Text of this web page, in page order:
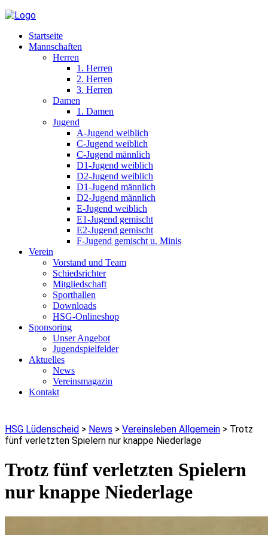
Startseite
Mannschaften
Herren
1. Herren
2. Herren
3. Herren
Damen
1. Damen
Jugend
A-Jugend weiblich
C-Jugend weiblich
C-Jugend männlich
D1-Jugend weiblich
D2-Jugend weiblich
D1-Jugend männlich
D2-Jugend männlich
E-Jugend weiblich
E1-Jugend gemischt
E2-Jugend gemischt
F-Jugend gemischt u. Minis
Verein
Vorstand und Team
Schiedsrichter
Mitgliedschaft
Sporthallen
Downloads
HSG-Onlineshop
Sponsoring
Unser Angebot
Jugendspielfelder
Aktuelles
News
Vereinsmagazin
Kontakt
HSG Lüdenscheid > News > Vereinsleben Allgemein > Trotz
fünf verletzten Spielern nur knappe Niederlage
Trotz fünf verletzten Spielern
nur knappe Niederlage